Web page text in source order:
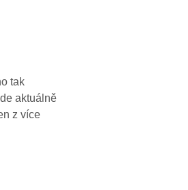
07:30
07:20
07:10
tak
aktuálně
z více